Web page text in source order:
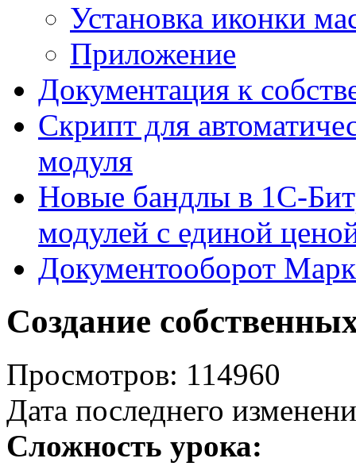
Установка иконки
Приложение
Документация к
Скрипт для
модуля
Новые бандлы в 1С-
модулей с единой
Документооборот
Создание
Просмотров: 114960
Дата последнего
Сложность урока: